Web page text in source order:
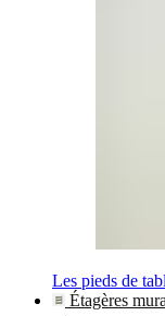
Les pieds de
Étagères